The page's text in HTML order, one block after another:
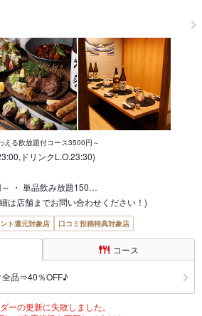
る飲放題付コース3500円～
ドリンクL.O.23:30)
・ 単品飲み放題150…
は店舗までお問い合わせください！)
ト還元対象店 口コミ投稿特典対象店
コース
全品⇒40％OFF♪
ーの更新に失敗しました。